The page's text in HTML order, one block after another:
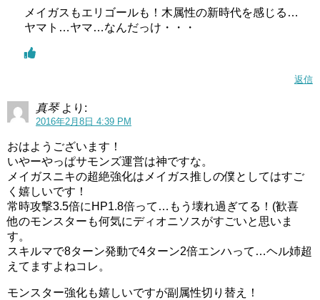
メイガスもエリゴールも！木属性の新時代を感じる…
ヤマト…ヤマ…なんだっけ・・・
返信
真琴 より:
2016年2月8日 4:39 PM
おはようございます！
いやーやっぱサモンズ運営は神ですな。
メイガスニキの超絶強化はメイガス推しの僕としてはすご
く嬉しいです！
常時攻撃3.5倍にHP1.8倍って…もう壊れ過ぎてる！(歓喜
他のモンスターも何気にディオニソスがすごいと思いま
す。
スキルマで8ターン発動で4ターン2倍エンハって…ヘル姉超
えてますよねコレ。
モンスター強化も嬉しいですが副属性切り替え！